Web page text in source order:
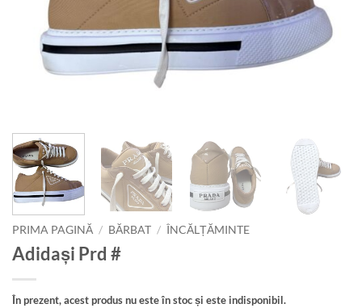
PRIMA PAGINĂ / BĂRBAT / ÎNCĂLȚĂMINTE
Adidași Prd #
În prezent, acest produs nu este în stoc și este indisponibil.